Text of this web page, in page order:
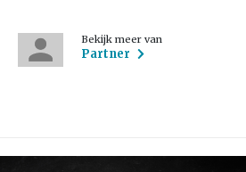
Bekijk meer van
Partner